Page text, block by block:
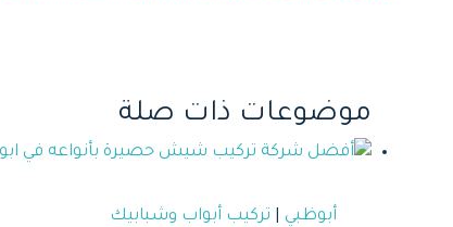
موضوعات ذات صلة
أبوظبي تركيب أبواب وشبابيك